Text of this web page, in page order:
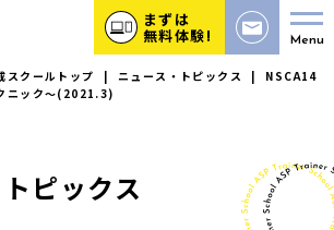
まずは
無料体験! Menu
スクールトップ | ニュース・トピックス |
NSCA14
ニック〜(2021.3)
ピックス